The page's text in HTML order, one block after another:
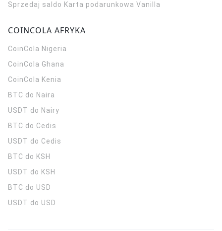
Sprzedaj saldo Karta podarunkowa Vanilla
COINCOLA AFRYKA
CoinCola Nigeria
CoinCola Ghana
CoinCola Kenia
BTC do Naira
USDT do Nairy
BTC do Cedis
USDT do Cedis
BTC do KSH
USDT do KSH
BTC do USD
USDT do USD